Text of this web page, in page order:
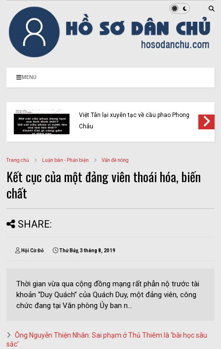
MENU
cái gọi là “Liên minh người Mông vì công lý”
(Kỳ 2)
Trang chủ Luận bàn - Phản biện Vấn đề nóng
Kết cục của một đảng viên thoái hóa, biến
chất
SHARE:
Hội Cờ Đỏ Thứ Bảy, 3 tháng 8, 2019
Thời gian vừa qua cộng đồng mạng rất phẫn nộ trước tài
khoản “Duy Quách” của Quách Duy, một đảng viên, công
chức đang tại Văn phòng Ủy ban n...
Ông Nguyễn Thiện Nhân: Sai phạm ở Thủ Thiêm là 'bài học sâu
sắc'